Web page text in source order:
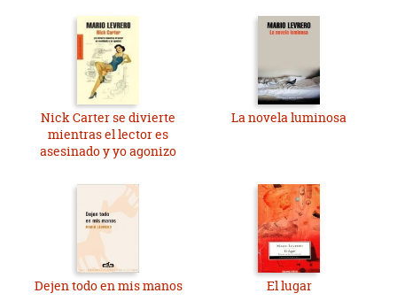
Nick Carter se divierte
mientras el lector es
asesinado y yo agonizo
La novela luminosa
Dejen todo en mis manos El lugar